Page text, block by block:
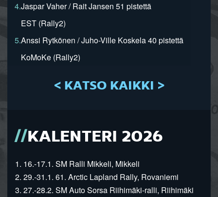
4.Jaspar Vaher / Rait Jansen 51 pistettä
EST (Rally2)
5.Anssi Rytkönen / Juho-Ville Koskela 40 pistettä
KoMoKe (Rally2)
< KATSO KAIKKI >
KALENTERI 2026
1. 16.-17.1. SM Ralli Mikkeli, Mikkeli
2. 29.-31.1. 61. Arctic Lapland Rally, Rovaniemi
3. 27.-28.2. SM Auto Sorsa Riihimäki-ralli, Riihimäki